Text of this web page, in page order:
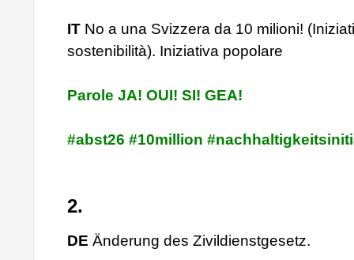
IT No a una Svizzera da 10 milioni!
sostenibilità). Iniziativa popolare
Parole JA! OUI! SI! GEA!
#abst26 #10million
2.
DE Änderung des Zivildienstgesetz.